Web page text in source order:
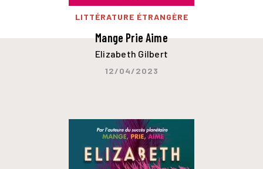
LITTÉRATURE ÉTRANGÈRE
Mange Prie Aime
Elizabeth Gilbert
12/04/2023